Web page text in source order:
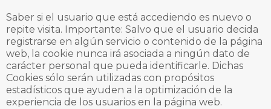
Saber si el usuario que está accediendo es nuevo o
repite visita. Importante: Salvo que el usuario decida
registrarse en algún servicio o contenido de la página
web, la cookie nunca irá asociada a ningún dato de
carácter personal que pueda identificarle. Dichas
Cookies sólo serán utilizadas con propósitos
estadísticos que ayuden a la optimización de la
experiencia de los usuarios en la página web.